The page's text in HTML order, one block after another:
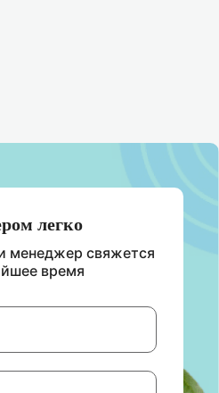
легко
менеджер свяжется
время